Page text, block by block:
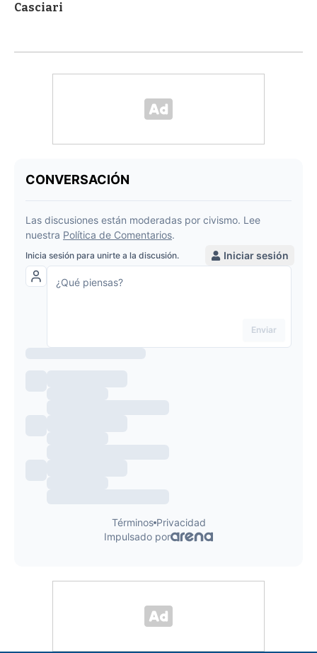
Casciari